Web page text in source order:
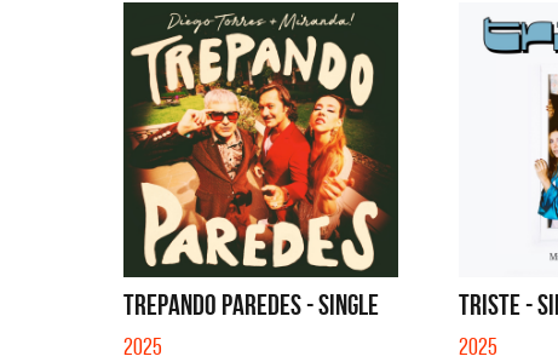
TREPANDO PAREDES - SINGLE
2025
TRISTE -
2025
La Muela y Sus Amigos
QUE NO SE MUELA LA MUELA - SINGLE
La